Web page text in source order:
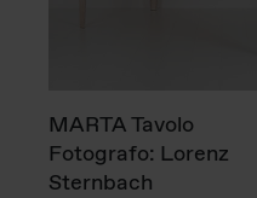
MARTA Tavolo
Fotografo: Lorenz
Sternbach